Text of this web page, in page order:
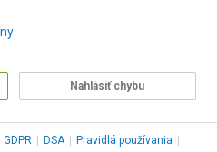
Nahlásiť chybu
GDPR DSA Pravidlá používania